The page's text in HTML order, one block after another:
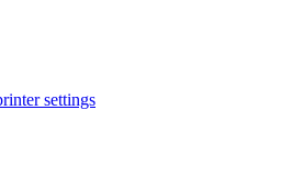
settings